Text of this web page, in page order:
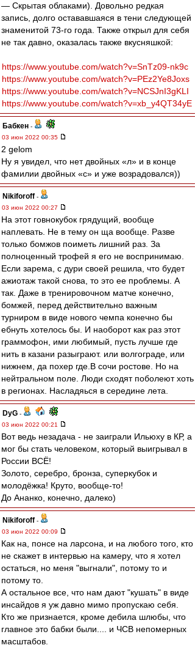
— Скрытая облаками). Довольно редкая
запись, долго остававшаяся в тени следующей
знаменитой 73-го года. Также открыл для себя
не так давно, оказалась также вкусняшкой:
https://www.youtube.com/watch?v=SnTz09-nk9c
https://www.youtube.com/watch?v=PEz2Ye8Joxs
https://www.youtube.com/watch?v=NCSJnI3gKLI
https://www.youtube.com/watch?v=xb_y4QT34yE
Бабкен -
03 июн 2022 00:35
2 gelom
Ну я увидел, что нет двойных «л» и в конце
фамилии двойных «с» и уже возрадовался))
Nikiforoff -
03 июн 2022 00:27
На этот говнокубок грядущий, вообще
наплевать. Не в тему он ща вообще. Разве
только бомжов поиметь лишний раз. За
полноценный трофей я его не воспринимаю.
Если зарема, с дури своей решила, что будет
ажиотаж такой снова, то это ее проблемы. А
так. Даже в тренировочном матче конечно,
бомжей, перед действительно важным
турниром в виде нового чемпа конечно бы
ебнуть хотелось бы. И наоборот как раз этот
граммофон, ими любимый, пусть лучше где
нить в казани разыграют. или волгограде, или
нижнем, да похер где.В сочи ростове. Но на
нейтральном поле. Люди сходят поболеют хоть
в регионах. Насладяься в середине лета.
DyG -
03 июн 2022 00:21
Вот ведь незадача - не заиграли Ильюху в КР, а
мог бы стать человеком, который выигрывал в
России ВСЁ!
Золото, серебро, бронза, суперкубок и
молодёжка! Круто, вообще-то!
До Ананко, конечно, далеко)
Nikiforoff -
03 июн 2022 00:09
Как на, понсе на ларсона, и на любого того, кто
не скажет в интервью на камеру, что я хотел
остаться, но меня "выгнали", потому то и
потому то.
А остальное все, что нам дают "кушать" в виде
инсайдов я уж давно мимо пропускаю себя.
Кто же признается, кроме дебила шлюбы, что
главное это бабки были.... и ЧСВ непомерных
масштабов.